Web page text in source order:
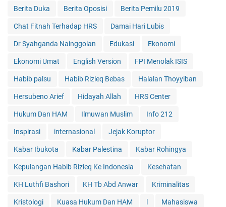
Berita Duka Berita Oposisi Berita Pemilu 2019
Chat Fitnah Terhadap HRS Damai Hari Lubis
Dr Syahganda Nainggolan Edukasi Ekonomi
Ekonomi Umat English Version FPI Menolak ISIS
Habib palsu Habib Rizieq Bebas Halalan Thoyyiban
Hersubeno Arief Hidayah Allah HRS Center
Hukum Dan HAM Ilmuwan Muslim Info 212
Inspirasi internasional Jejak Koruptor
Kabar Ibukota Kabar Palestina Kabar Rohingya
Kepulangan Habib Rizieq Ke Indonesia Kesehatan
KH Luthfi Bashori KH Tb Abd Anwar Kriminalitas
Kristologi Kuasa Hukum Dan HAM Mahasiswa